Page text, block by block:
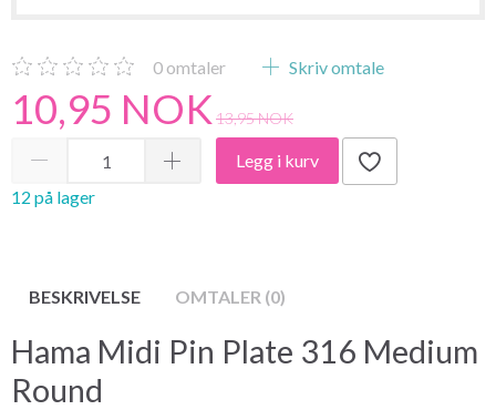
0 omtaler Skriv omtale
10,95 NOK 13,95 NOK
Legg i kurv
12 på lager
BESKRIVELSE OMTALER (0)
Hama Midi Pin Plate 316 Medium
Round